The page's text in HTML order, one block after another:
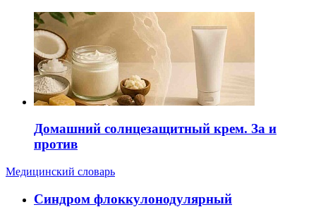
Домашний солнцезащитный крем. За и
против
Медицинский словарь
Cиндром флоккулонодулярный